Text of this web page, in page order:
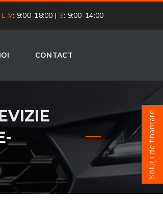
L-V: 9:00-18:00 | S: 9:00-14:00
CONTACT
Soluții de finanțare